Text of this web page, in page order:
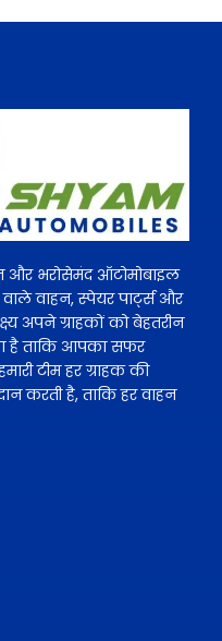
और भरोसेमंद ऑटोमोबाइल
वाहन, स्पेयर पार्ट्स और
अपने ग्राहकों को बेहतरीन
है ताकि आपका सफर
टीम हर ग्राहक की
करती है, ताकि हर वाहन